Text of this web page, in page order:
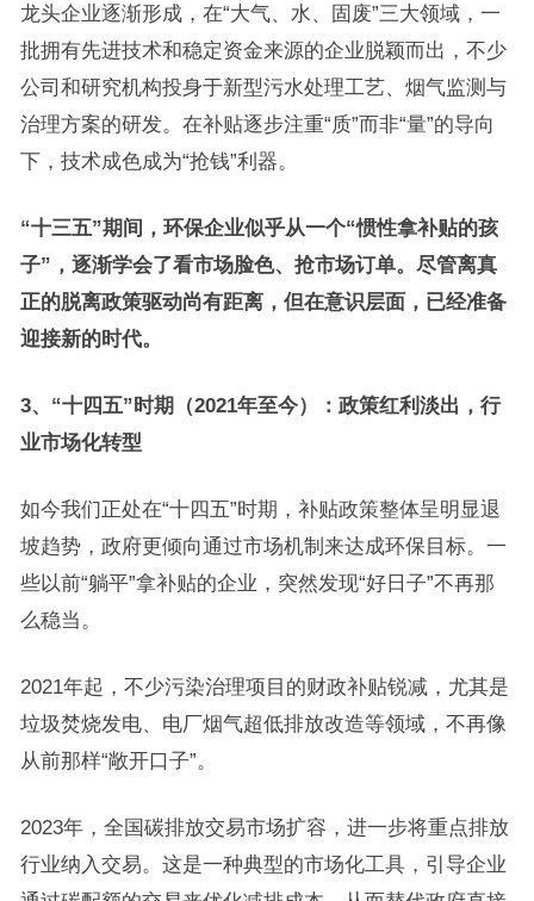
龙头企业逐渐形成，在“大气、水、固废”三大领域，一
批拥有先进技术和稳定资金来源的企业脱颖而出，不少
公司和研究机构投身于新型污水处理工艺、烟气监测与
治理方案的研发。在补贴逐步注重“质”而非“量”的导向
下，技术成色成为“抢钱”利器。
“十三五”期间，环保企业似乎从一个“惯性拿补贴的孩
子”，逐渐学会了看市场脸色、抢市场订单。尽管离真
正的脱离政策驱动尚有距离，但在意识层面，已经准备
迎接新的时代。
3、“十四五”时期（2021年至今）：政策红利淡出，行
业市场化转型
如今我们正处在“十四五”时期，补贴政策整体呈明显退
坡趋势，政府更倾向通过市场机制来达成环保目标。一
些以前“躺平”拿补贴的企业，突然发现“好日子”不再那
么稳当。
2021年起，不少污染治理项目的财政补贴锐减，尤其是
垃圾焚烧发电、电厂烟气超低排放改造等领域，不再像
从前那样“敞开口子”。
2023年，全国碳排放交易市场扩容，进一步将重点排放
行业纳入交易。这是一种典型的市场化工具，引导企业